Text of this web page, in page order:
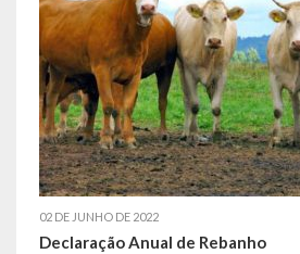
Galeria de Vereadores
Galeria de Fotos
Vídeos
Programas
Publicações
02 DE JUNHO DE 2022
Declaração Anual de Rebanho